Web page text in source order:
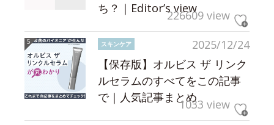
ち？｜Editor’s view226609 view
2025/12/24
スキンケア
【保存版】オルビス ザ リンク
ルセラムのすべてをこの記事
で｜人気記事まとめ1033 view